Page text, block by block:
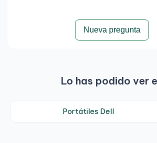
Nueva pregunta
Lo has podido ver
Portátiles Dell